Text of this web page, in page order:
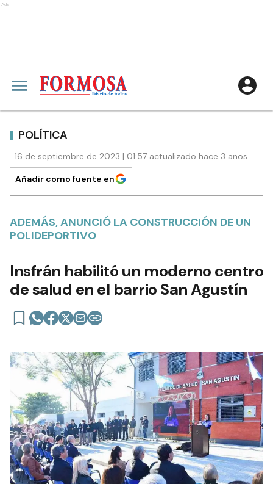
Ads
POLÍTICA
16 de septiembre de 2023 | 01:57 actualizado hace 3 años
Añadir como fuente en
ADEMÁS, ANUNCIÓ LA CONSTRUCCIÓN DE UN
POLIDEPORTIVO
Insfrán habilitó un moderno centro
de salud en el barrio San Agustín